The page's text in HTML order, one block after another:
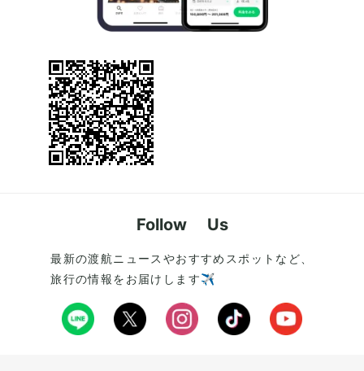
Follow Us
最新の渡航ニュースやおすすめスポットなど、
旅行の情報をお届けします✈️